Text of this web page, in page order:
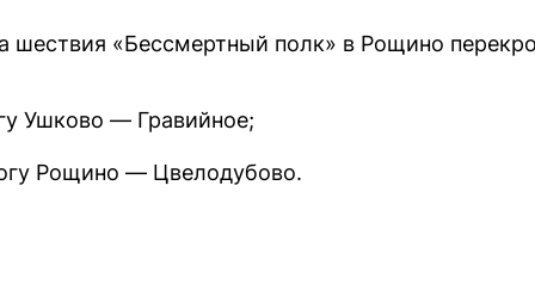
шествия «Бессмертный полк» в Рощино
Ушково — Гравийное;
Рощино — Цвелодубово.